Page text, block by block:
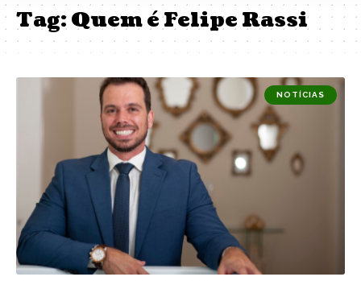
Tag:Quem é Felipe Rassi
NOTÍCIAS